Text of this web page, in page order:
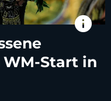
info
Start in